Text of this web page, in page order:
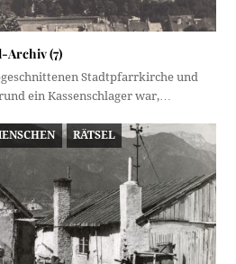
Archiv (7)
Stadtpfarrkirche und
ein Kassenschlager war,…
RÄTSEL